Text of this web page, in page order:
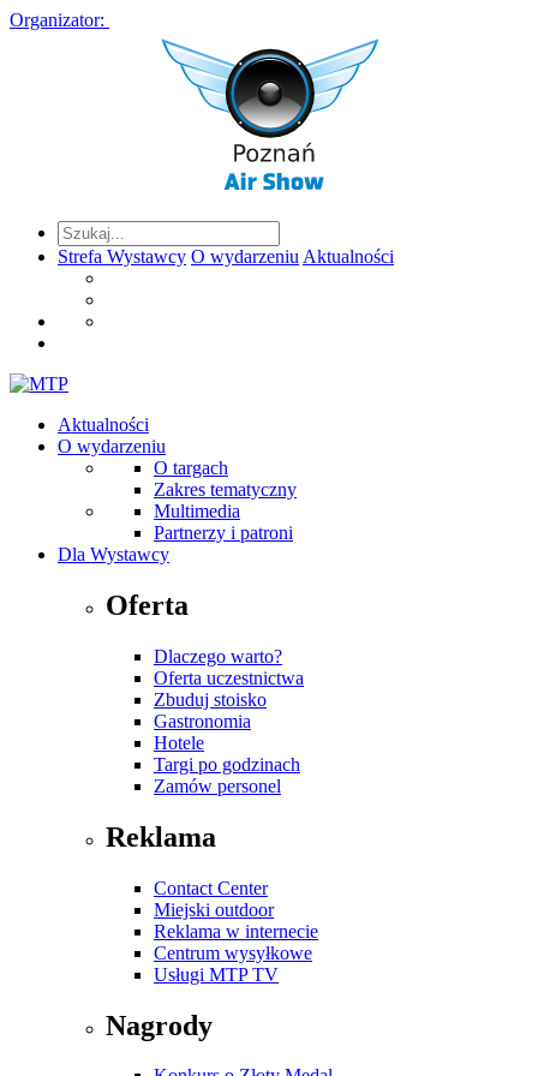
Organizator:
Strefa Wystawcy O wydarzeniu Aktualności
Aktualności
O wydarzeniu
O targach
Zakres tematyczny
Multimedia
Partnerzy i patroni
Dla Wystawcy
Oferta
Dlaczego warto?
Oferta uczestnictwa
Zbuduj stoisko
Gastronomia
Hotele
Targi po godzinach
Zamów personel
Reklama
Contact Center
Miejski outdoor
Reklama w internecie
Centrum wysyłkowe
Usługi MTP TV
Nagrody